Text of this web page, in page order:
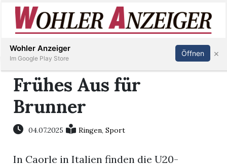
Immobilien
Veranstaltungen
Stellen
Inserieren Abonnieren Anmelden
Frühes Aus für
Brunner
04.07.2025 Ringen,Sport
In Caorle in Italien finden die U20-
Wohler Anzeiger
Im Google Play Store
Öffnen ×